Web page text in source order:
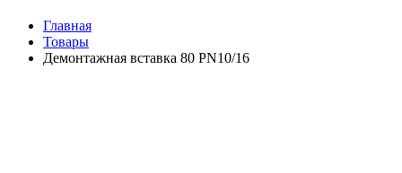
Главная
Товары
Демонтажная вставка 80 PN10/16